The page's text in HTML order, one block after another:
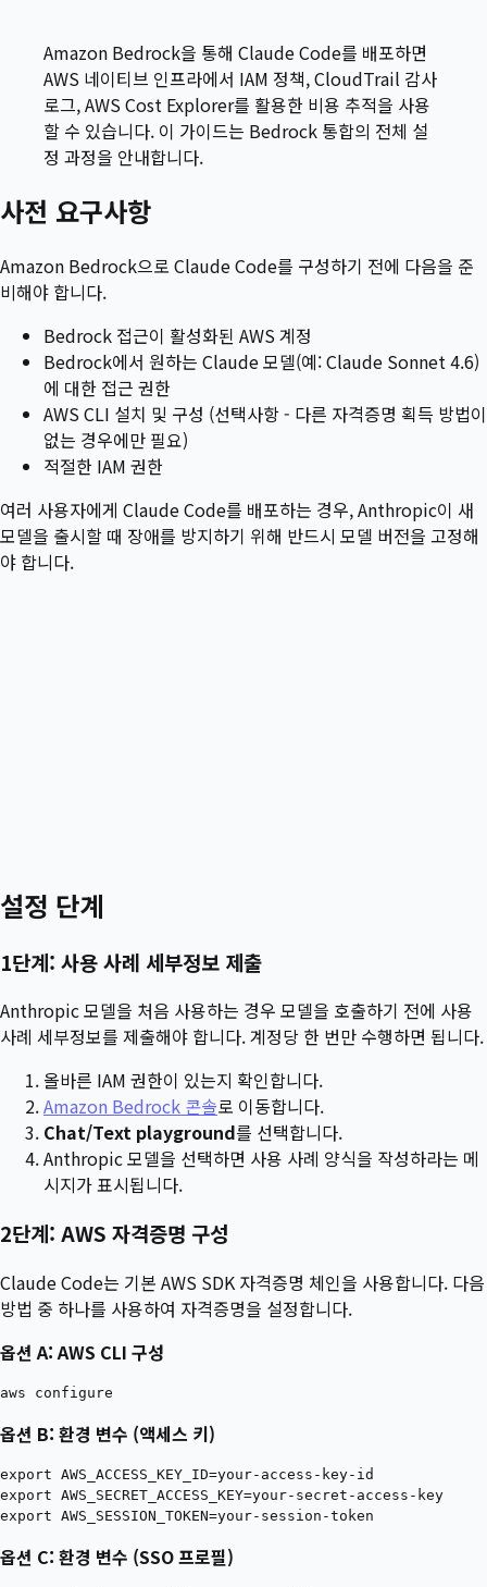
Amazon Bedrock을 통해 Claude Code를 배포하면
AWS 네이티브 인프라에서 IAM 정책, CloudTrail 감사
로그, AWS Cost Explorer를 활용한 비용 추적을 사용
할 수 있습니다. 이 가이드는 Bedrock 통합의 전체 설
정 과정을 안내합니다.
사전 요구사항
Amazon Bedrock으로 Claude Code를 구성하기 전에 다음을 준
비해야 합니다.
Bedrock 접근이 활성화된 AWS 계정
Bedrock에서 원하는 Claude 모델(예: Claude Sonnet 4.6)
에 대한 접근 권한
AWS CLI 설치 및 구성 (선택사항 - 다른 자격증명 획득 방법이
없는 경우에만 필요)
적절한 IAM 권한
여러 사용자에게 Claude Code를 배포하는 경우, Anthropic이 새
모델을 출시할 때 장애를 방지하기 위해 반드시 모델 버전을 고정해
야 합니다.
설정 단계
1단계: 사용 사례 세부정보 제출
Anthropic 모델을 처음 사용하는 경우 모델을 호출하기 전에 사용
사례 세부정보를 제출해야 합니다. 계정당 한 번만 수행하면 됩니다.
올바른 IAM 권한이 있는지 확인합니다.
Amazon Bedrock 콘솔로 이동합니다.
Chat/Text playground를 선택합니다.
Anthropic 모델을 선택하면 사용 사례 양식을 작성하라는 메
시지가 표시됩니다.
2단계: AWS 자격증명 구성
Claude Code는 기본 AWS SDK 자격증명 체인을 사용합니다. 다음
방법 중 하나를 사용하여 자격증명을 설정합니다.
옵션 A: AWS CLI 구성
옵션 B: 환경 변수 (액세스 키)
export AWS_ACCESS_KEY_ID=your-access-key-id
export AWS_SECRET_ACCESS_KEY=your-secret-access-key
옵션 C: 환경 변수 (SSO 프로필)